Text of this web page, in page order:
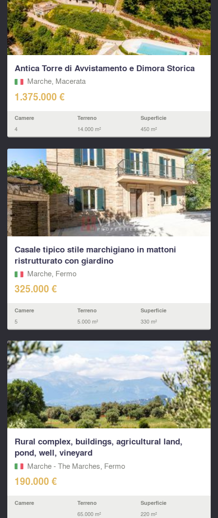
Antica Torre di Avvistamento e Dimora Storica
Marche, Macerata‎
1.375.000 €
Camere
4
Terreno
14.000 m²
Superficie
450 m²
Casale tipico stile marchigiano in mattoni
ristrutturato con giardino
Marche, Fermo‎
325.000 €
Camere
5
Terreno
5.000 m²
Superficie
330 m²
Rural complex, buildings, agricultural land,
pond, well, vineyard
Marche - The Marches, Fermo‎
190.000 €
Camere Terreno
65.000 m²
Superficie
220 m²